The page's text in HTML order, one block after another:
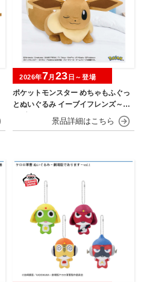
ポケットモンスター めちゃもふぐっ
とぬいぐるみ イーブイフレンズ～イ
ーブイ～おひるねver.
2026年7月 23 日～登場